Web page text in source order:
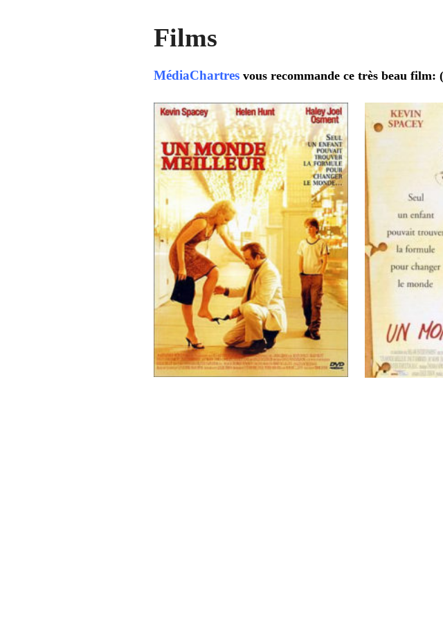
Films
MédiaChartres vous recommande ce très beau film: